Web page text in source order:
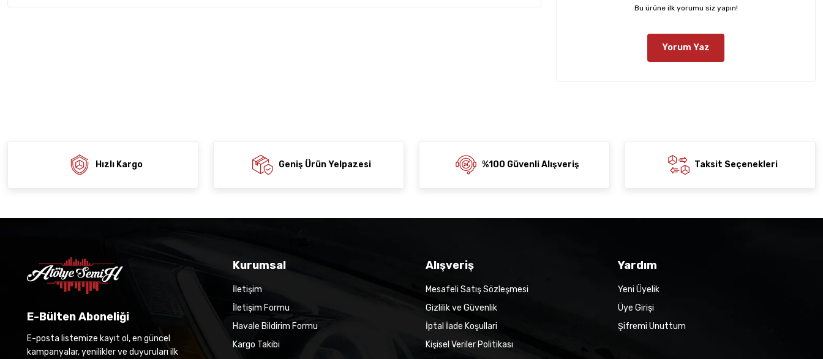
Bu ürüne ilk yorumu siz yapın!
Yorum Yaz
Hızlı Kargo Geniş Ürün Yelpazesi %100 Güvenli Alışveriş Taksit Seçenekleri
E-Bülten Aboneliği
E-posta listemize kayıt ol, en güncel
kampanyalar, yenilikler ve duyuruları ilk
Kurumsal
İletişim
İletişim Formu
Havale Bildirim Formu
Kargo Takibi
Alışveriş
Mesafeli Satış Sözleşmesi
Gizlilik ve Güvenlik
İptal İade Koşullari
Kişisel Veriler Politikası
Yardım
Yeni Üyelik
Üye Girişi
Şifremi Unuttum